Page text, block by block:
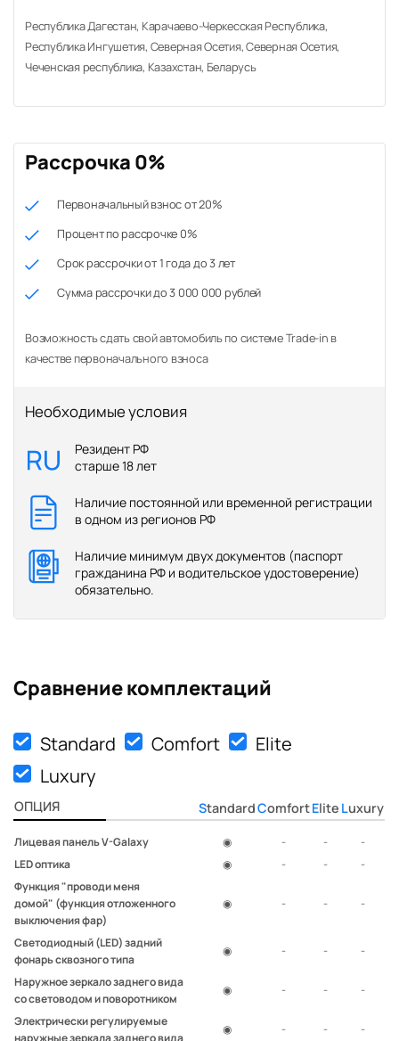
Республика Дагестан, Карачаево-Черкесская Республика,
Республика Ингушетия, Северная Осетия, Северная Осетия,
Чеченская республика, Казахстан, Беларусь
Рассрочка 0%
Первоначальный взнос от 20%
Процент по рассрочке 0%
Срок рассрочки от 1 года до 3 лет
Сумма рассрочки до 3 000 000 рублей
Возможность сдать свой автомобиль по системе Trade-in в
качестве первоначального взноса
Необходимые условия
Резидент РФ
старше 18 лет
Наличие постоянной или временной регистрации
в одном из регионов РФ
Наличие минимум двух документов (паспорт
гражданина РФ и водительское удостоверение)
обязательно.
Сравнение комплектаций
Standard Сomfort
Elite
Luxury
ОПЦИЯ Standard Сomfort Elite Luxury
Лицевая панель V-Galaxy ◉ - -
-
LED оптика
◉ - -
-
Функция "проводи меня
домой" (функция отложенного
выключения фар)
◉ - - -
Светодиодный (LED) задний
фонарь сквозного типа
◉ - - -
Наружное зеркало заднего вида
со световодом и поворотником
◉ - - -
Электрически регулируемые
◉ - - -